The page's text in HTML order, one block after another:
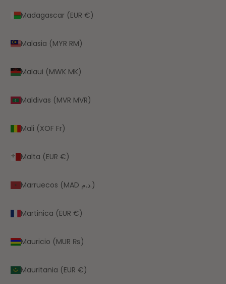
Madagascar (EUR €)
Malasia (MYR RM)
Malaui (MWK MK)
Maldivas (MVR MVR)
Mali (XOF Fr)
Malta (EUR €)
Marruecos (MAD د.م.)
Martinica (EUR €)
Mauricio (MUR ₨)
Mauritania (EUR €)